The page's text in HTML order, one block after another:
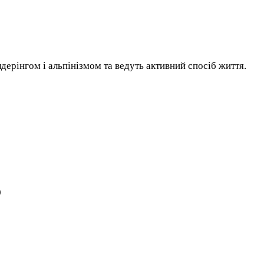
і альпінізмом та ведуть активний спосіб життя.